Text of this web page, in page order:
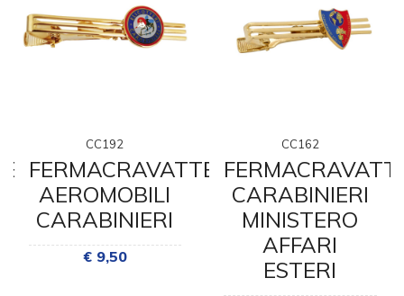
CC192
FERMACRAVATTE
AEROMOBILI
CARABINIERI
€ 9,50
CC162
CARABINIERI
MINISTERO
AFFARI
ESTERI